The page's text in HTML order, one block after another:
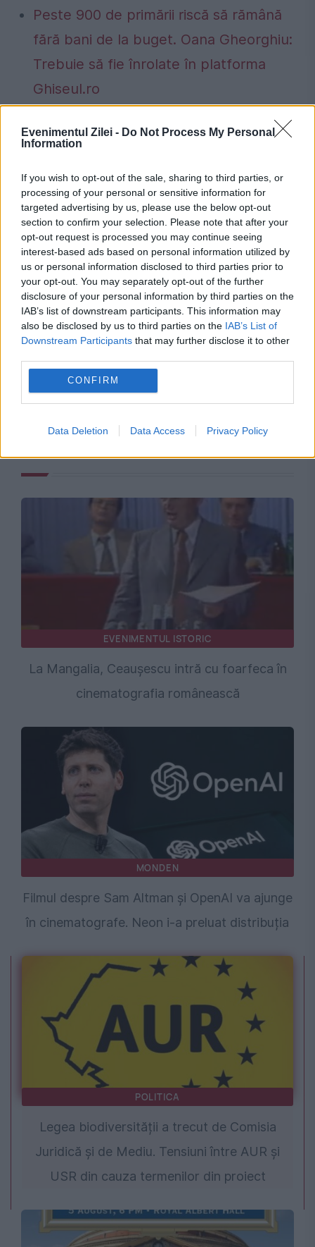
Evenimentul Zilei - Do Not Process My Personal
Information
If you wish to opt-out of the sale, sharing to third parties, or
processing of your personal or sensitive information for
targeted advertising by us, please use the below opt-out
section to confirm your selection. Please note that after your
opt-out request is processed you may continue seeing
interest-based ads based on personal information utilized by
us or personal information disclosed to third parties prior to
your opt-out. You may separately opt-out of the further
disclosure of your personal information by third parties on the
IAB’s list of downstream participants. This information may
also be disclosed by us to third parties on the IAB’s List of
Downstream Participants that may further disclose it to other
CONFIRM
Data Deletion Data Access Privacy Policy
Peste 900 de primării riscă să rămână
fără bani de la buget. Oana Gheorghiu:
Trebuie să fie înrolate în platforma
Ghiseul.ro
Recomandările noastre
EVENIMENTUL ISTORIC
La Mangalia, Ceaușescu intră cu foarfeca în
cinematografia românească
MONDEN
Filmul despre Sam Altman și OpenAI va ajunge
în cinematografe. Neon i-a preluat distribuția
POLITICA
Legea biodiversității a trecut de Comisia
Juridică și de Mediu. Tensiuni între AUR și
USR din cauza termenilor din proiect